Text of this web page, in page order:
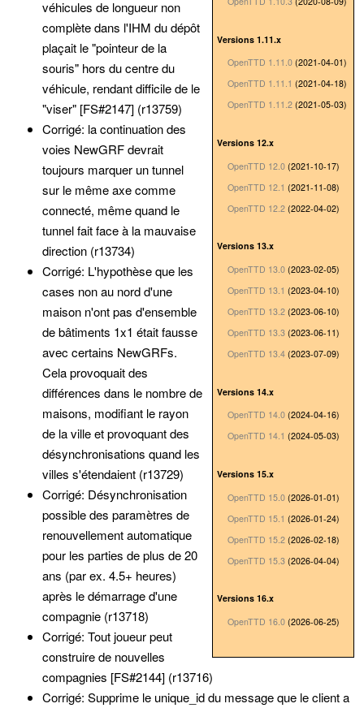
Versions 1.11.x
OpenTTD 1.11.0 (2021-04-01)
OpenTTD 1.11.1 (2021-04-18)
OpenTTD 1.11.2 (2021-05-03)
Versions 12.x
OpenTTD 12.0 (2021-10-17)
OpenTTD 12.1 (2021-11-08)
OpenTTD 12.2 (2022-04-02)
Versions 13.x
OpenTTD 13.0 (2023-02-05)
OpenTTD 13.1 (2023-04-10)
OpenTTD 13.2 (2023-06-10)
OpenTTD 13.3 (2023-06-11)
OpenTTD 13.4 (2023-07-09)
Versions 14.x
OpenTTD 14.0 (2024-04-16)
OpenTTD 14.1 (2024-05-03)
Versions 15.x
OpenTTD 15.0 (2026-01-01)
OpenTTD 15.1 (2026-01-24)
OpenTTD 15.2 (2026-02-18)
OpenTTD 15.3 (2026-04-04)
Versions 16.x
OpenTTD 16.0 (2026-06-25)
véhicules de longueur non
complète dans l'IHM du dépôt
plaçait le "pointeur de la
souris" hors du centre du
véhicule, rendant difficile de le
"viser" [FS#2147] (r13759)
Corrigé: la continuation des
voies NewGRF devrait
toujours marquer un tunnel
sur le même axe comme
connecté, même quand le
tunnel fait face à la mauvaise
direction (r13734)
Corrigé: L'hypothèse que les
cases non au nord d'une
maison n'ont pas d'ensemble
de bâtiments 1x1 était fausse
avec certains NewGRFs.
Cela provoquait des
différences dans le nombre de
maisons, modifiant le rayon
de la ville et provoquant des
désynchronisations quand les
villes s'étendaient (r13729)
Corrigé: Désynchronisation
possible des paramètres de
renouvellement automatique
pour les parties de plus de 20
ans (par ex. 4.5+ heures)
après le démarrage d'une
compagnie (r13718)
Corrigé: Tout joueur peut
construire de nouvelles
compagnies [FS#2144] (r13716)
Corrigé: Supprime le unique_id du message que le client a